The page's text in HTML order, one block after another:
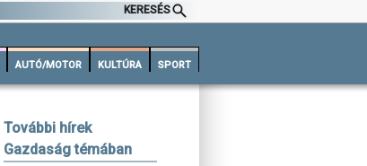
KERESÉS
AUTÓ/MOTOR KULTÚRA SPORT
További hírek
Gazdaság témában